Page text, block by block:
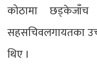
कोठामा छड्केजाँच
सहसचिवलगायतका
थिए ।